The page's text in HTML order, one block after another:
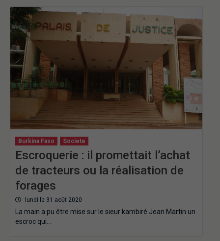
Burkina Faso Societe
Escroquerie : il promettait l’achat
de tracteurs ou la réalisation de
forages
lundi le 31 août 2020
La main a pu être mise sur le sieur kambiré Jean Martin un
escroc qui…